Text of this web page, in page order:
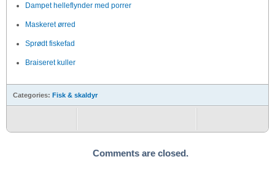
Dampet helleflynder med porrer
Maskeret ørred
Sprødt fiskefad
Braiseret kuller
Categories: Fisk & skaldyr
Comments are closed.